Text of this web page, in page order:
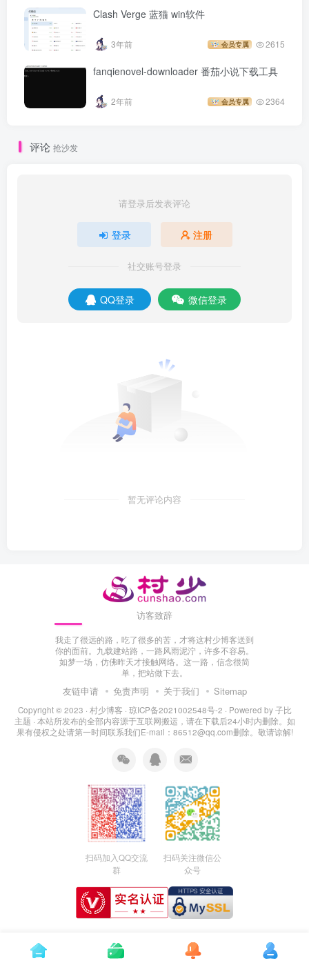
Clash Verge 蓝猫 win软件
3年前 会员专属 2615
fanqienovel-downloader 番茄小说下载工具
2年前 会员专属 2364
评论 抢沙发
请登录后发表评论
登录 注册
社交账号登录
QQ登录 微信登录
暂无评论内容
访客致辞
我走了很远的路，吃了很多的苦，才将这村少博客送到
你的面前。九载建站路，一路风雨泥泞，许多不容易。
如梦一场，仿佛昨天才接触网络。这一路，信念很简
单，把站做下去。
友链申请 免责声明 关于我们 Sitemap
Copyright © 2023 · 村少博客 · 琼ICP备2021002548号-2 · Powered by子比
主题 · 本站所发布的全部内容源于互联网搬运，请在下载后24小时内删除。如
果有侵权之处请第一时间联系我们E-mail：86512@qq.com删除。敬请谅解!
扫码加入QQ交流
群
扫码关注微信公
众号